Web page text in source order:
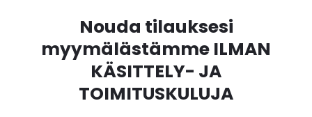
Nouda tilauksesi
myymälästämme ILMAN
KÄSITTELY- JA
TOIMITUSKULUJA